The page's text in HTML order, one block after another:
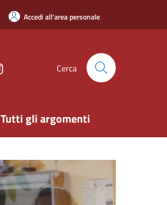
Accedi all'area personale
Cerca
Tutti gli argomenti